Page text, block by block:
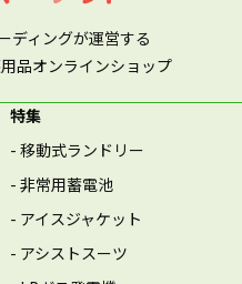
ディングが運営する
品オンラインショップ
特集
- 移動式ランドリー
- 非常用蓄電池
- アイスジャケット
- アシストスーツ